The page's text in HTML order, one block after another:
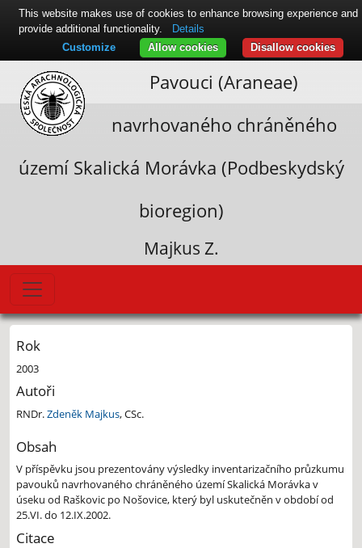
Pavouci (Araneae)
navrhovaného chráněného
území Skalická Morávka (Podbeskydský
bioregion)
Majkus Z.
Rok
2003
Autoři
RNDr.Zdeněk Majkus, CSc.
Obsah
V příspěvku jsou prezentovány výsledky inventarizačního průzkumu
pavouků navrhovaného chráněného území Skalická Morávka v
úseku od Raškovic po Nošovice, který byl uskutečněn v období od
25.VI. do 12.IX.2002.
Citace
This website makes use of cookies to enhance browsing experience and
provide additional functionality.
Details
Disallow cookies
Allow cookies
Customize